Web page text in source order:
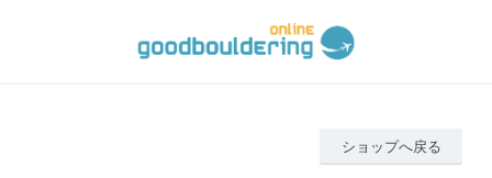
ショップへ戻る